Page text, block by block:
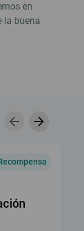
en
la buena
arrow_back arrow_forward